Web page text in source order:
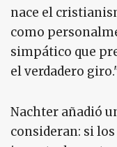
nace el
como
simpático que
el verdadero
Nachter añadió
consideran: si